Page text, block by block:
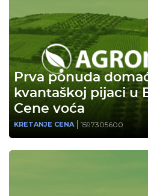
Prva ponuda
kvantaškoj pijaci u
Cene voća
KRETANJE CENA 1597305600